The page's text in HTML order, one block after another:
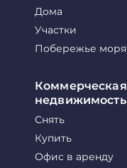
Дома
Участки
Побережье моря
Коммерческая
недвижимость
Снять
Купить
Офис в аренду